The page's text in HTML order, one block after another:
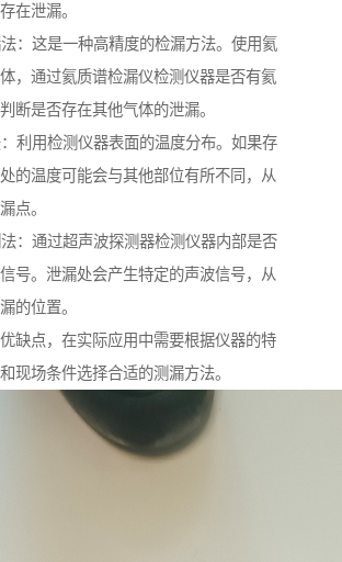
在泄漏。
：这是一种高精度的检漏方法。使用氦
，通过氦质谱检漏仪检测仪器是否有氦
断是否存在其他气体的泄漏。
利用检测仪器表面的温度分布。如果存
的温度可能会与其他部位有所不同，从
点。
：通过超声波探测器检测仪器内部是否
号。泄漏处会产生特定的声波信号，从
的位置。
缺点，在实际应用中需要根据仪器的特
现场条件选择合适的测漏方法。